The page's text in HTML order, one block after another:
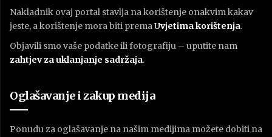
Nakladnik ovaj portal stavlja na korištenje onakvim kakav
jeste, a korištenje mora biti premaUvjetima korištenja.
Objavili smo vaše podatke ili fotografiju – uputite nam
zahtjev za uklanjanje sadržaja.
Oglašavanje i zakup medija
Ponudu za oglašavanje na našim medijima možete dobiti na